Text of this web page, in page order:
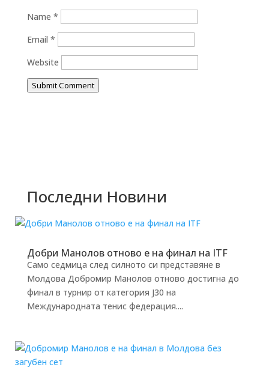
Name *
Email *
Website
Submit Comment
Последни Новини
Добри Манолов отново е на финал на ITF
Само седмица след силното си представяне в
Молдова Добромир Манолов отново достигна до
финал в турнир от категория J30 на
Международната тенис федерация....